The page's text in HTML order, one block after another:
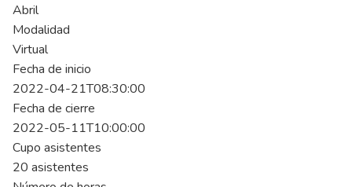
Abril
Modalidad
Virtual
Fecha de inicio
2022-04-21T08:30:00
Fecha de cierre
2022-05-11T10:00:00
Cupo asistentes
20 asistentes